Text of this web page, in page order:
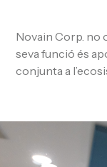
Novain Corp. no
seva funció és
conjunta a